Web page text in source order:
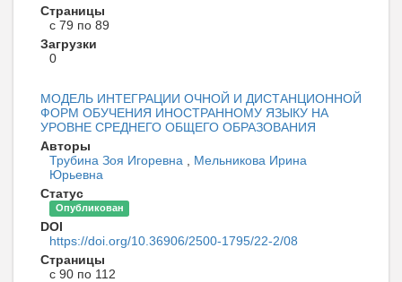
Страницы
с 79 по 89
Загрузки
0
МОДЕЛЬ ИНТЕГРАЦИИ ОЧНОЙ И ДИСТАНЦИОННОЙ
ФОРМ ОБУЧЕНИЯ ИНОСТРАННОМУ ЯЗЫКУ НА
УРОВНЕ СРЕДНЕГО ОБЩЕГО ОБРАЗОВАНИЯ
Авторы
Трубина Зоя Игоревна
Мельникова Ирина
Юрьевна
Статус
Опубликован
DOI
https://doi.org/10.36906/2500-1795/22-2/08
Страницы
с 90 по 112